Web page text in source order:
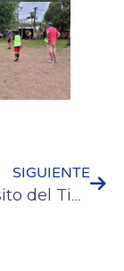
SIGUIENTE
“A Propósito del Tiempo” se presentó con gran éxito en la Casa del Bicentenario